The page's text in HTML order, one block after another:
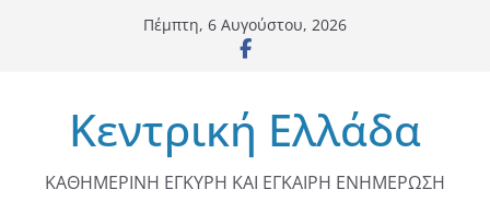
Πέμπτη, 6 Αυγούστου, 2026
Κεντρική Ελλάδα
ΚΑΘΗΜΕΡΙΝΗ ΕΓΚΥΡΗ ΚΑΙ ΕΓΚΑΙΡΗ ΕΝΗΜΕΡΩΣΗ